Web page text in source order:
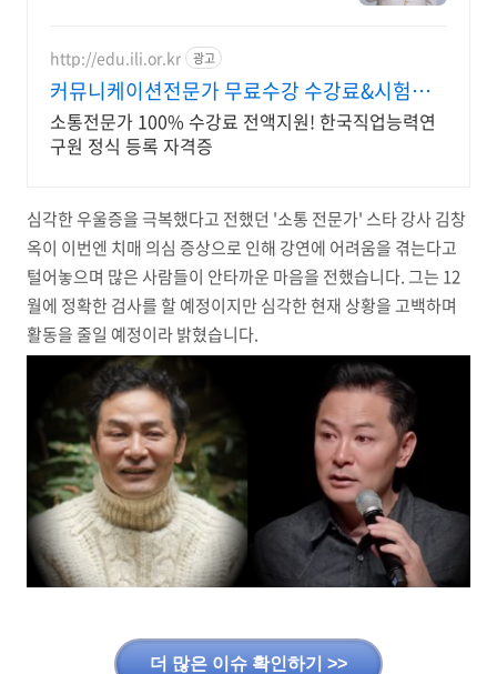
http://edu.ili.or.kr 광고
커뮤니케이션전문가 무료수강 수강료&시험응
시료 전액지원
소통전문가 100% 수강료 전액지원! 한국직업능력연
구원 정식 등록 자격증
심각한 우울증을 극복했다고 전했던 '소통 전문가' 스타 강사 김창
옥이 이번엔 치매 의심 증상으로 인해 강연에 어려움을 겪는다고
털어놓으며 많은 사람들이 안타까운 마음을 전했습니다. 그는 12
월에 정확한 검사를 할 예정이지만 심각한 현재 상황을 고백하며
활동을 줄일 예정이라 밝혔습니다.
더 많은 이슈 확인하기 >>